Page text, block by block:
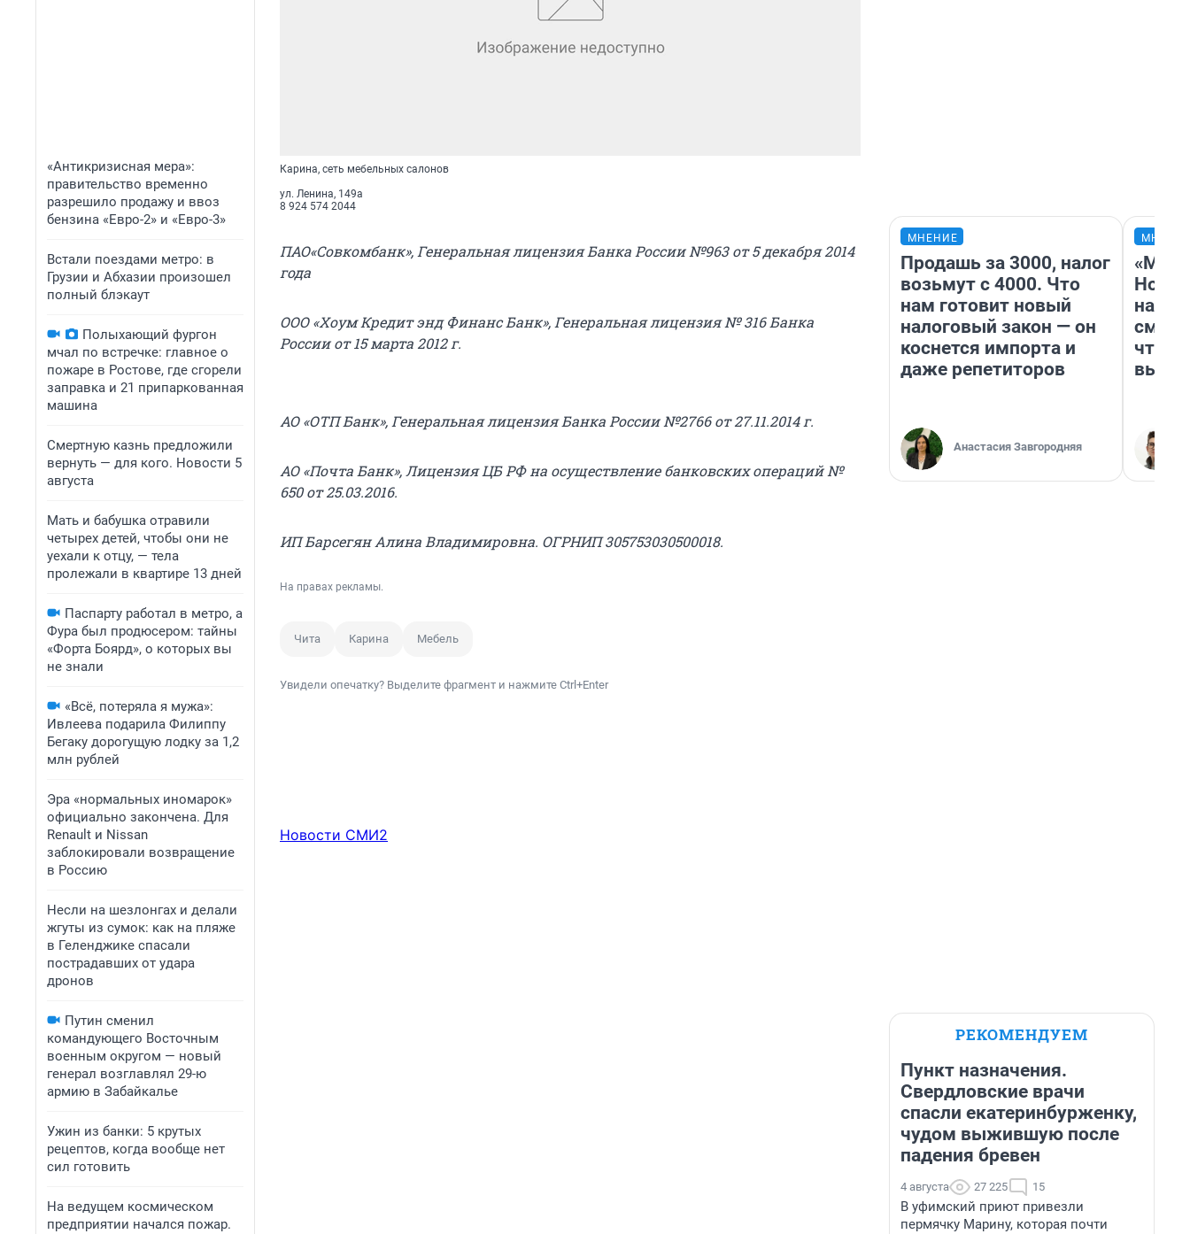
«Антикризисная мера»:
правительство временно
разрешило продажу и ввоз
бензина «Евро-2» и «Евро-3»
Встали поездами метро: в
Грузии и Абхазии произошел
полный блэкаут
Полыхающий фургон
мчал по встречке: главное о
пожаре в Ростове, где сгорели
заправка и 21 припаркованная
машина
Смертную казнь предложили
вернуть — для кого. Новости 5
августа
Мать и бабушка отравили
четырех детей, чтобы они не
уехали к отцу, — тела
пролежали в квартире 13 дней
Паспарту работал в метро, а
Фура был продюсером: тайны
«Форта Боярд», о которых вы
не знали
«Всё, потеряла я мужа»:
Ивлеева подарила Филиппу
Бегаку дорогущую лодку за 1,2
млн рублей
Эра «нормальных иномарок»
официально закончена. Для
Renault и Nissan
заблокировали возвращение
в Россию
Несли на шезлонгах и делали
жгуты из сумок: как на пляже
в Геленджике спасали
пострадавших от удара
дронов
Путин сменил
командующего Восточным
военным округом — новый
генерал возглавлял 29-ю
армию в Забайкалье
Ужин из банки: 5 крутых
рецептов, когда вообще нет
сил готовить
На ведущем космическом
предприятии начался пожар.
Карина, сеть мебельных салонов
ул. Ленина, 149а
8 924 574 2044
ПАО«Совкомбанк», Генеральная лицензия Банка России №963 от 5 декабря 2014
года
ООО «Хоум Кредит энд Финанс Банк», Генеральная лицензия № 316 Банка
России от 15 марта 2012 г.
АО «ОТП Банк», Генеральная лицензия Банка России №2766 от 27.11.2014 г.
АО «Почта Банк», Лицензия ЦБ РФ на осуществление банковских операций №
650 от 25.03.2016.
ИП Барсегян Алина Владимировна. ОГРНИП 305753030500018.
На правах рекламы.
Чита Карина Мебель
Увидели опечатку? Выделите фрагмент и нажмите Ctrl+Enter
Новости СМИ2
МНЕНИЕ
Продашь за 3000, налог
возьмут с 4000. Что
нам готовит новый
налоговый закон — он
коснется импорта и
даже репетиторов
Анастасия Завгородняя
«Мы
РЕКОМЕНДУЕМ
Пункт назначения.
Свердловские врачи
спасли екатеринбурженку,
чудом выжившую после
падения бревен
4 августа 27 225 15
В уфимский приют привезли
пермячку Марину, которая почти